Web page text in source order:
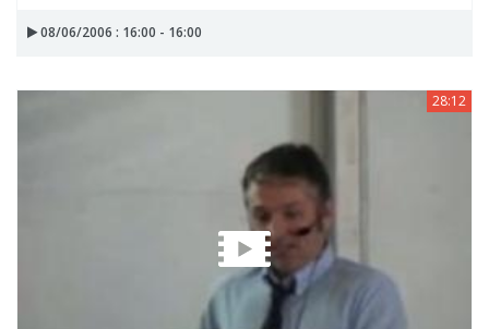
08/06/2006 : 16:00 - 16:00
28:12